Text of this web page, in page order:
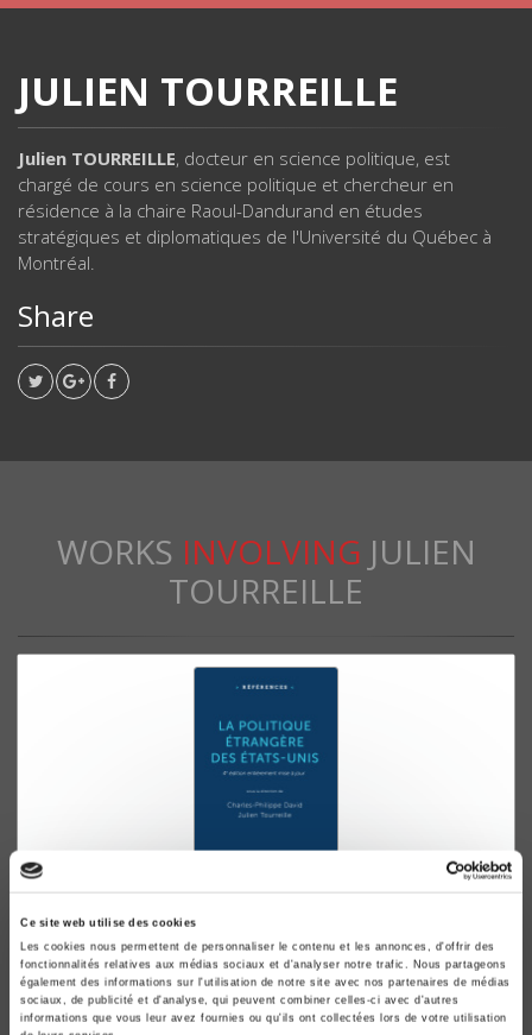
Ce site web utilise des cookies
Les cookies nous permettent de personnaliser le contenu et les annonces, d'offrir des
fonctionnalités relatives aux médias sociaux et d'analyser notre trafic. Nous partageons
également des informations sur l'utilisation de notre site avec nos partenaires de médias
sociaux, de publicité et d'analyse, qui peuvent combiner celles-ci avec d'autres
informations que vous leur avez fournies ou qu'ils ont collectées lors de votre utilisation
JULIEN TOURREILLE
Julien TOURREILLE, docteur en science politique, est
chargé de cours en science politique et chercheur en
résidence à la chaire Raoul-Dandurand en études
stratégiques et diplomatiques de l'Université du Québec à
Montréal.
Share
WORKS INVOLVING JULIEN
TOURREILLE
La politique étrangère des Etats-Unis
Fondements, acteurs, formulation
Charles-Philippe David, Julien Tourreille